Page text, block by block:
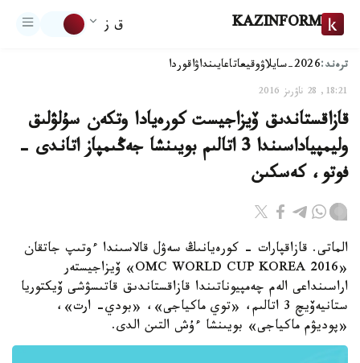
KAZINFORM ق ز
ترەند:2026-سايلاۋ وقيعاتاعايىنداۋاقوردا
18:21, 28 ناۋرىز 2016
قازاقستاندىق ۆيزاجيست كورەيادا وتكەن سۇلۋلىق
وليمپياداسىندا 3 اتالىم بويىنشا جەڭىمپاز اتاندى -
فوتو، كەسكىن
الماتى. قازاقپارات - كورەيانىڭ سەۋل قالاسىندا ءوتىپ جاتقان
«OMC WORLD CUP KOREA 2016» ۆيزاجيستەر
اراسىنداعى الەم چەمپيوناتىندا قازاقستاندىق قاتىسۋشى ۆيكتوريا
ستانيەۆيچ 3 اتالىم، «توي ماكياجى»، «بودي- ارت»،
«پوديۋم ماكياجى» بويىنشا ءۇش التىن الدى.